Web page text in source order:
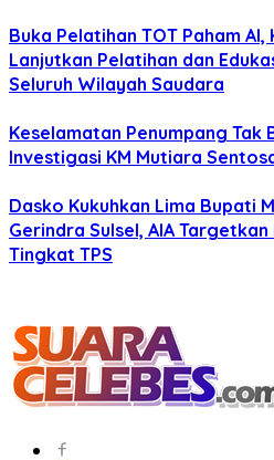
Buka Pelatihan TOT Paham AI,
Lanjutkan Pelatihan dan
Seluruh Wilayah Saudara
Keselamatan Penumpang Tak
Investigasi KM Mutiara
Dasko Kukuhkan Lima Bupati
Gerindra Sulsel, AIA
Tingkat TPS